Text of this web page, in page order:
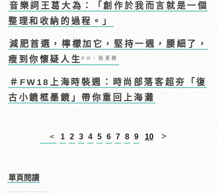
音樂詞王葛大為：「創作於我而言就是一個
整理和收納的過程。」
減肥首選，檸檬加它，堅持一週，腰細了，
瘦到你懷疑人生PR・新素簡
＃FW18上海時裝週：時尚部落客超夯「復
古小鏡框墨鏡」帶你重回上海灘
< 1 2 3 4 5 6 7 8 9 10 >
單頁閱讀